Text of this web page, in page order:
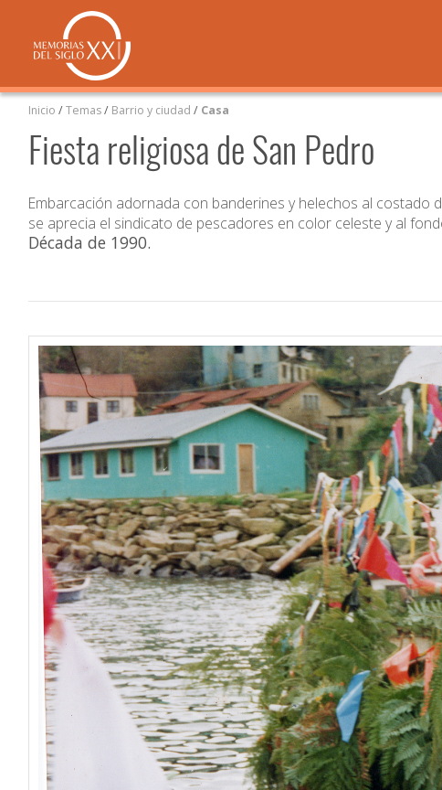
Inicio /Temas/ Barrio y ciudad / Casa
Fiesta religiosa de San Pedro
Embarcación adornada con banderines y helechos al costado
se aprecia el sindicato de pescadores en color celeste y al
Década de 1990.